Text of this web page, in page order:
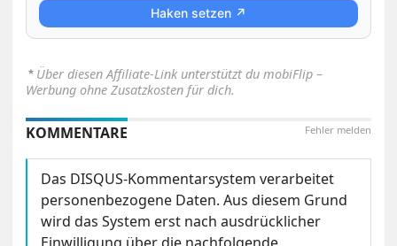
Haken setzen ↗
⋆ Über diesen Affiliate-Link unterstützt du mobiFlip –
Werbung ohne Zusatzkosten für dich.
Fehler melden
KOMMENTARE
Das DISQUS-Kommentarsystem verarbeitet
personenbezogene Daten. Aus diesem Grund
wird das System erst nach ausdrücklicher